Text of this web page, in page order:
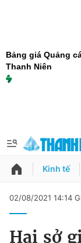
Bảng giá Quảng
Thanh Niên
QUẢNG CÁO
Đổi mật
Kinh tế
02/08/2021 14:14
Hai sở